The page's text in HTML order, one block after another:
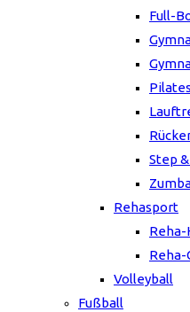
Full-
Pilates
Step
Rehasport
Volleyball
Fußball